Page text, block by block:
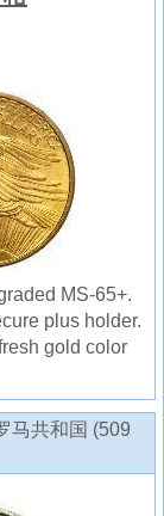
MS-65+.
plus holder.
gold color
马共和国 (509